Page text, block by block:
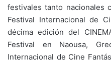
festivales tanto nacionales
Festival Internacional de
décima edición del
Festival en Naousa,
Internacional de Cine